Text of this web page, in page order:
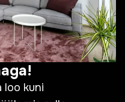
loo kuni